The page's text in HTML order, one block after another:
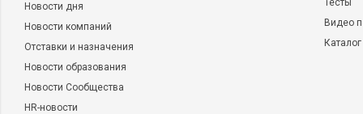
Новости дня
Новости компаний
Отставки и назначения
Новости образования
Новости Сообщества
HR-новости
Тесты
Видео